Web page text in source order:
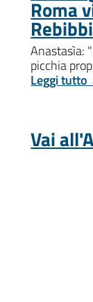
Roma
Anastasìa:
picchia
Leggi
Vai